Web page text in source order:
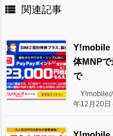
 関連記事
Y!mobile
体MNPで
で
Y!mobile
年12月20日